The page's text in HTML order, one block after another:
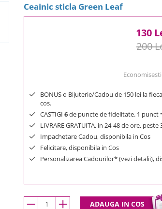
Ceainic sticla Green Leaf
130
200
BONUS o Bijuterie/Cadou de 150 lei la
cos.
CASTIGI 6de puncte de fidelitate. 1 punct
LIVRARE GRATUITA, in 24-48 de ore, peste
Impachetare Cadou, disponibila in Cos
Felicitare, disponibila in Cos
Personalizarea Cadourilor* (vezi detalii),
ADAUGA IN COS